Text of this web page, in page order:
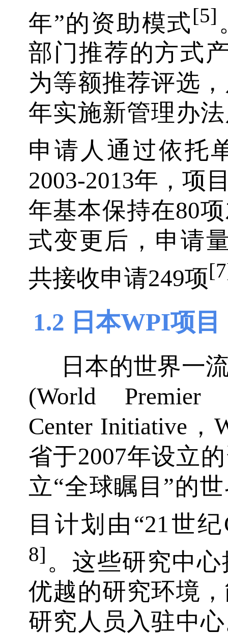
年”的资助模式[5]
部门推荐的方式
为等额推荐评选
年实施新管理办
申请人通过依托
2003-2013年，项
年基本保持在80
式变更后，申请
共接收申请249项
1.2 日本WPI项目
日本的世界一
(World Premier
Center Initiative
省于2007年设立
立“全球瞩目”的
目计划由“21世
8] 。这些研究中
优越的研究环境
研究人员入驻中